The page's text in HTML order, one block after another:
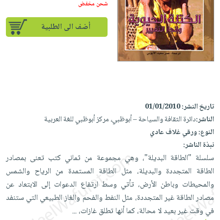
إختياراتنا
كتب
أكاديمية
صندوق
iKitab
بلا
حدود
أسئلة
iKitab
على
Android
تحميل
iKitab
على
Apple
أسئلة
يتكرر
طرحها
تحميل
masmu3
تحميل
masmu3
على
Apple
المواضيع
الأكثر
مبيعاً
إختياراتنا
صندوق
القراءة
جوائز
تعليمية
الصحة
والعناية
أجهزة
العناية
الشخصية
العناية
وتصفيف
الشعر
العناية
بالجسم
المطبخ
والسفرة
جديد
الكل
أواني
الطهي
أدوات
متجر
الهدايا
أقسام
شحن مخفض
أضف الى الطلبية
تاريخ النشر:01/01/2010
الناشر:دائرة الثقافة والسياحة – أبوظبي، مركز أبوظبي للغة العربية
النوع:ورقي غلاف عادي
نبذة الناشر:
سلسلة "الطاقة البديلة"، وهي مجموعة من ثماني كتب تعنى بمصادر
الطاقة المتجددة والبديلة، مثل الطاقة المستمدة من الرياح والشمس
والمحيطات وباطن الأرض، تأتي وسط ارتفاع الدعوات إلى الابتعاد عن
مصادر الطاقة غير المتجددة، مثل النفط والفحم والغاز الطبيعي التي ستنفد
في وقت غير بعيد لا محالة، كما أنها تطلق غازات،...